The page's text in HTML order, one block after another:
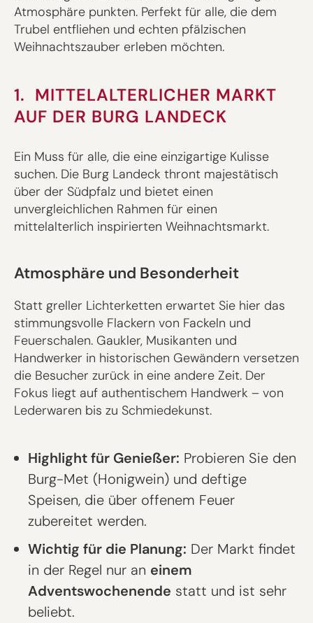
Atmosphäre punkten. Perfekt für alle, die dem
Trubel entfliehen und echten pfälzischen
Weihnachtszauber erleben möchten.
1. MITTELALTERLICHER MARKT
AUF DER BURG LANDECK
Ein Muss für alle, die eine einzigartige Kulisse
suchen. Die Burg Landeck thront majestätisch
über der Südpfalz und bietet einen
unvergleichlichen Rahmen für einen
mittelalterlich inspirierten Weihnachtsmarkt.
Atmosphäre und Besonderheit
Statt greller Lichterketten erwartet Sie hier das
stimmungsvolle Flackern von Fackeln und
Feuerschalen. Gaukler, Musikanten und
Handwerker in historischen Gewändern versetzen
die Besucher zurück in eine andere Zeit. Der
Fokus liegt auf authentischem Handwerk – von
Lederwaren bis zu Schmiedekunst.
Highlight für Genießer: Probieren Sie den
Burg-Met (Honigwein) und deftige
Speisen, die über offenem Feuer
zubereitet werden.
Wichtig für die Planung: Der Markt findet
in der Regel nur an einem
Adventswochenende statt und ist sehr
beliebt.